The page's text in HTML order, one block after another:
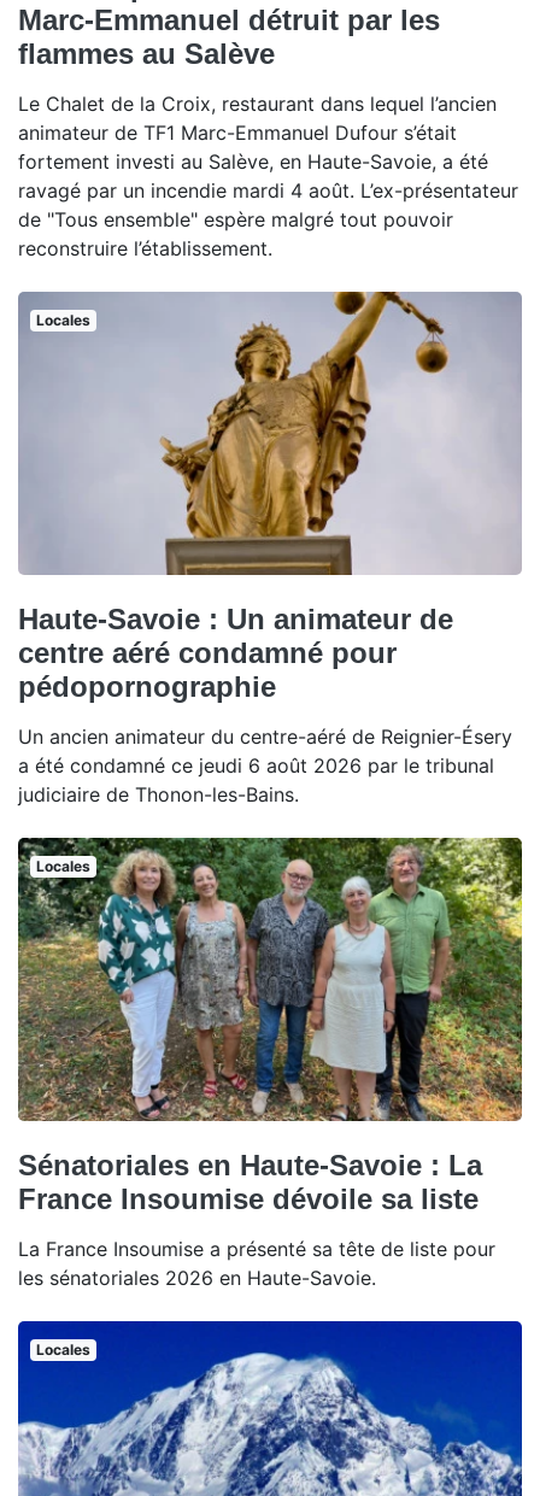
Marc-Emmanuel détruit par les
flammes au Salève
Le Chalet de la Croix, restaurant dans lequel l’ancien
animateur de TF1 Marc-Emmanuel Dufour s’était
fortement investi au Salève, en Haute-Savoie, a été
ravagé par un incendie mardi 4 août. L’ex-présentateur
de "Tous ensemble" espère malgré tout pouvoir
reconstruire l’établissement.
Locales
Haute-Savoie : Un animateur de
centre aéré condamné pour
pédopornographie
Un ancien animateur du centre-aéré de Reignier-Ésery
a été condamné ce jeudi 6 août 2026 par le tribunal
judiciaire de Thonon-les-Bains.
Locales
Sénatoriales en Haute-Savoie : La
France Insoumise dévoile sa liste
La France Insoumise a présenté sa tête de liste pour
les sénatoriales 2026 en Haute-Savoie.
Locales